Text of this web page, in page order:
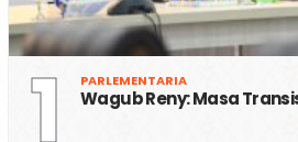
1 PARLEMENTARIA
Wagub Reny: Masa